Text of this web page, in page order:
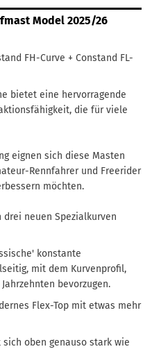
Model 2025/26
FH-Curve + Constand FL-
bietet eine hervorragende
die für viele
eignen sich diese Masten
Rennfahrer und Freerider
möchten.
drei neuen Spezialkurven
konstante
mit dem Kurvenprofil,
bevorzugen.
Flex-Top mit etwas mehr
oben genauso stark wie